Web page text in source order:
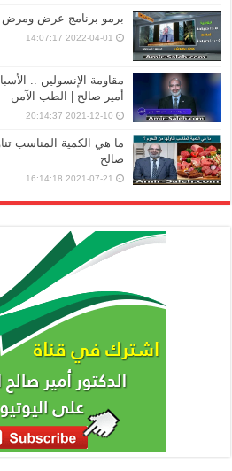
برمو برنامج عرض ومرض
2022-04-01 14:07:17
مقاومة الإنسولين ..
أمير صالح | الطب الآمن
2021-12-10 20:14:37
ما هي الكمية المناسب
صالح
2021-07-21 16:14:18